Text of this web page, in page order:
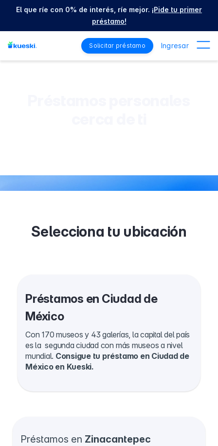
El que ríe con 0% de interés, ríe mejor. ¡Pide tu primer
préstamo!
Solicitar préstamo Ingresar
Selecciona tu ubicación
Préstamos en Ciudad de
México
Con 170 museos y 43 galerías, la capital del país
es la segunda ciudad con más museos a nivel
mundial. Consigue tu préstamo en Ciudad de
México en Kueski.
Préstamos en Zinacantepec